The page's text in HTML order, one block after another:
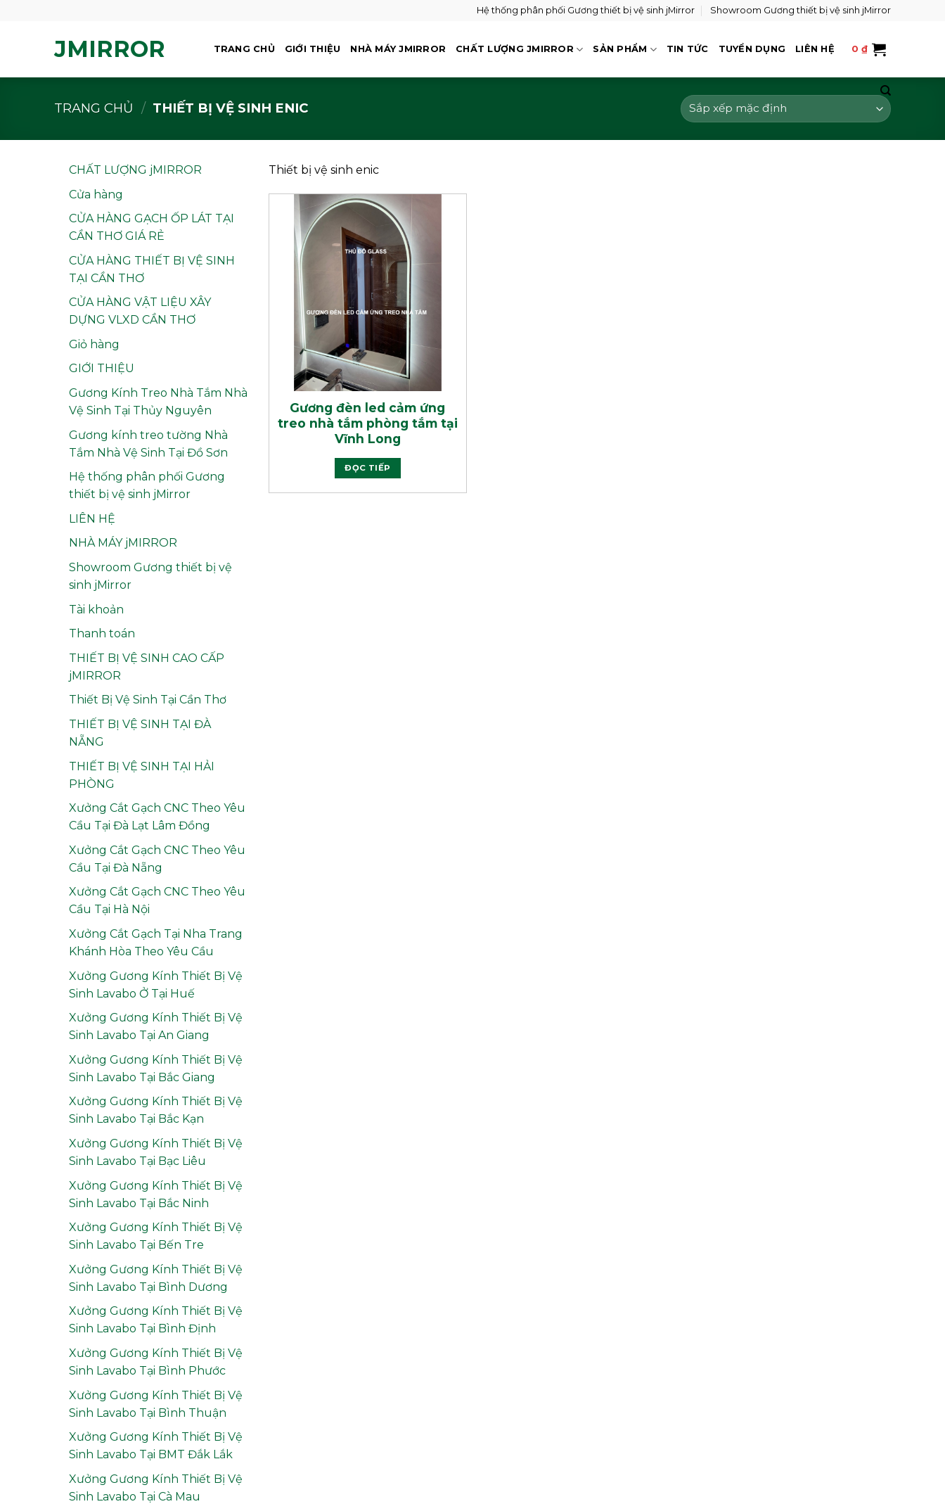
Hệ thống phân phối Gương thiết bị vệ sinh jMirror Showroom Gương thiết bị vệ sinh jMirror
JMIRROR TRANG CHỦ GIỚI THIỆU NHÀ MÁY JMIRROR CHẤT LƯỢNG JMIRROR SẢN PHẨM TIN TỨC TUYỂN DỤNG LIÊN HỆ 0₫
TRANG CHỦ / THIẾT BỊ VỆ SINH ENIC
CHẤT LƯỢNG jMIRROR
Cửa hàng
CỬA HÀNG GẠCH ỐP LÁT TẠI
CẦN THƠ GIÁ RẺ
CỬA HÀNG THIẾT BỊ VỆ SINH
TẠI CẦN THƠ
CỬA HÀNG VẬT LIỆU XÂY
DỰNG VLXD CẦN THƠ
Giỏ hàng
GIỚI THIỆU
Gương Kính Treo Nhà Tắm Nhà
Vệ Sinh Tại Thủy Nguyên
Gương kính treo tường Nhà
Tắm Nhà Vệ Sinh Tại Đồ Sơn
Hệ thống phân phối Gương
thiết bị vệ sinh jMirror
LIÊN HỆ
NHÀ MÁY jMIRROR
Showroom Gương thiết bị vệ
sinh jMirror
Tài khoản
Thanh toán
THIẾT BỊ VỆ SINH CAO CẤP
jMIRROR
Thiết Bị Vệ Sinh Tại Cần Thơ
THIẾT BỊ VỆ SINH TẠI ĐÀ
NẴNG
THIẾT BỊ VỆ SINH TẠI HẢI
PHÒNG
Xưởng Cắt Gạch CNC Theo Yêu
Cầu Tại Đà Lạt Lâm Đồng
Xưởng Cắt Gạch CNC Theo Yêu
Cầu Tại Đà Nẵng
Xưởng Cắt Gạch CNC Theo Yêu
Cầu Tại Hà Nội
Xưởng Cắt Gạch Tại Nha Trang
Khánh Hòa Theo Yêu Cầu
Xưởng Gương Kính Thiết Bị Vệ
Sinh Lavabo Ở Tại Huế
Xưởng Gương Kính Thiết Bị Vệ
Sinh Lavabo Tại An Giang
Xưởng Gương Kính Thiết Bị Vệ
Sinh Lavabo Tại Bắc Giang
Xưởng Gương Kính Thiết Bị Vệ
Sinh Lavabo Tại Bắc Kạn
Xưởng Gương Kính Thiết Bị Vệ
Sinh Lavabo Tại Bạc Liêu
Xưởng Gương Kính Thiết Bị Vệ
Sinh Lavabo Tại Bắc Ninh
Xưởng Gương Kính Thiết Bị Vệ
Sinh Lavabo Tại Bến Tre
Xưởng Gương Kính Thiết Bị Vệ
Sinh Lavabo Tại Bình Dương
Xưởng Gương Kính Thiết Bị Vệ
Sinh Lavabo Tại Bình Định
Xưởng Gương Kính Thiết Bị Vệ
Sinh Lavabo Tại Bình Phước
Xưởng Gương Kính Thiết Bị Vệ
Sinh Lavabo Tại Bình Thuận
Xưởng Gương Kính Thiết Bị Vệ
Sinh Lavabo Tại BMT Đắk Lắk
Xưởng Gương Kính Thiết Bị Vệ
Sinh Lavabo Tại Cà Mau
Thiết bị vệ sinh enic
Gương đèn led cảm ứng
treo nhà tắm phòng tắm tại
Vĩnh Long
ĐỌC TIẾP